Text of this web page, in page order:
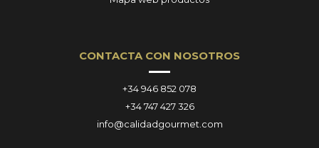
CONTACTA CON NOSOTROS
+34 946 852 078
+34 747 427 326
info@calidadgourmet.com